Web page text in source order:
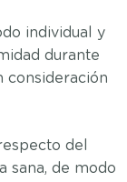
individual y
durante
consideración
del
sana, de modo